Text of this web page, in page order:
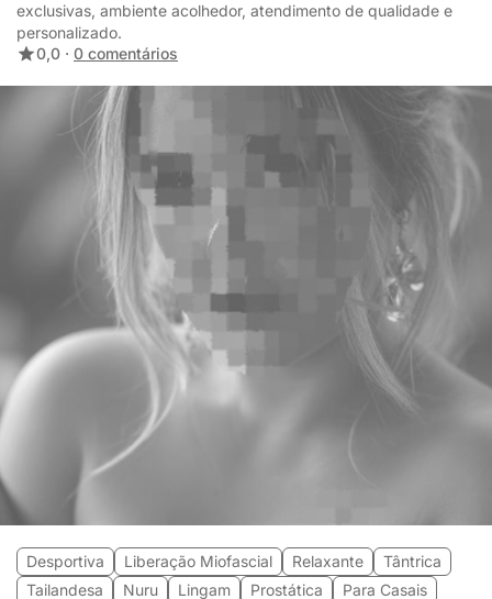
exclusivas, ambiente acolhedor, atendimento de qualidade e
personalizado.
0,0 · 0 comentários
Desportiva Liberação Miofascial Relaxante
Tântrica
Tailandesa
Nuru Lingam Prostática
Para Casais